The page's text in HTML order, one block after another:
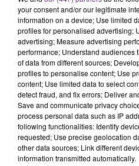
LE MAGASIN
SES PORTES
C'était l'une des
rémois. Le magasin
fermer ses portes.
TITRES DIFFUSÉS
11h04
11h04
your consent and/or our legitimate
information on a device; Use limited
profiles for personalised advertising;
advertising; Measure advertising
performance; Understand audiences
of data from different sources;
profiles to personalise content; Use
content; Use limited data to select
detect fraud, and fix errors; Deliver
Save and communicate privacy
process personal data such as IP
following functionalities: Identify
requested; Use precise geolocation
other data sources; Link different
information transmitted automatically.